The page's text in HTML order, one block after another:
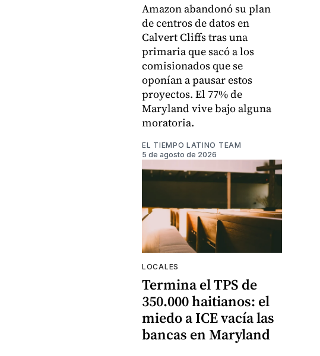
Amazon abandonó su plan
de centros de datos en
Calvert Cliffs tras una
primaria que sacó a los
comisionados que se
oponían a pausar estos
proyectos. El 77% de
Maryland vive bajo alguna
moratoria.
EL TIEMPO LATINO TEAM
5 de agosto de 2026
LOCALES
Termina el TPS de
350.000 haitianos: el
miedo a ICE vacía las
bancas en Maryland